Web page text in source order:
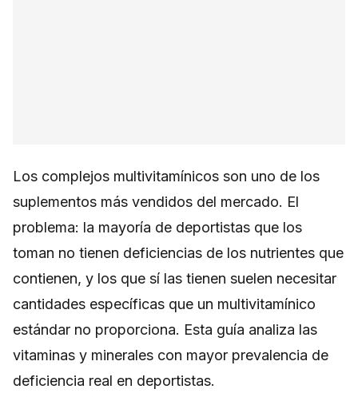
Los complejos multivitamínicos son uno de los
suplementos más vendidos del mercado. El
problema: la mayoría de deportistas que los
toman no tienen deficiencias de los nutrientes que
contienen, y los que sí las tienen suelen necesitar
cantidades específicas que un multivitamínico
estándar no proporciona. Esta guía analiza las
vitaminas y minerales con mayor prevalencia de
deficiencia real en deportistas.